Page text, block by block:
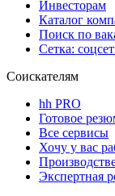
Инвесторам
Каталог
Поиск по
Сетка:
Соискателям
hh PRO
Готовое
Все сервисы
Хочу у вас
Экспертная